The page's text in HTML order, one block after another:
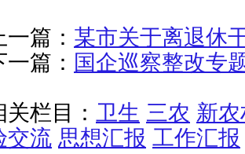
一篇： 某市关于离退休
一篇： 国企巡察整改专
关栏目： 卫生 三农 新
交流 思想汇报 工作汇报